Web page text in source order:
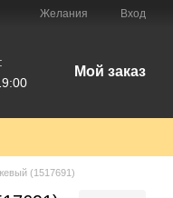
Желания Вход
Мой заказ
(1517691)